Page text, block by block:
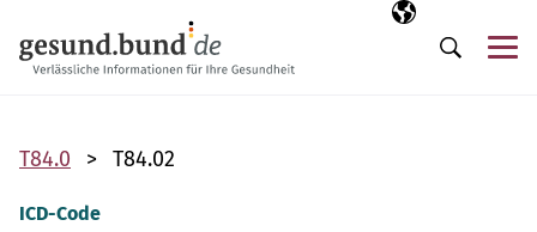
Выбранный
RU
Поиск
T84.0 T84.02
ICD-Code